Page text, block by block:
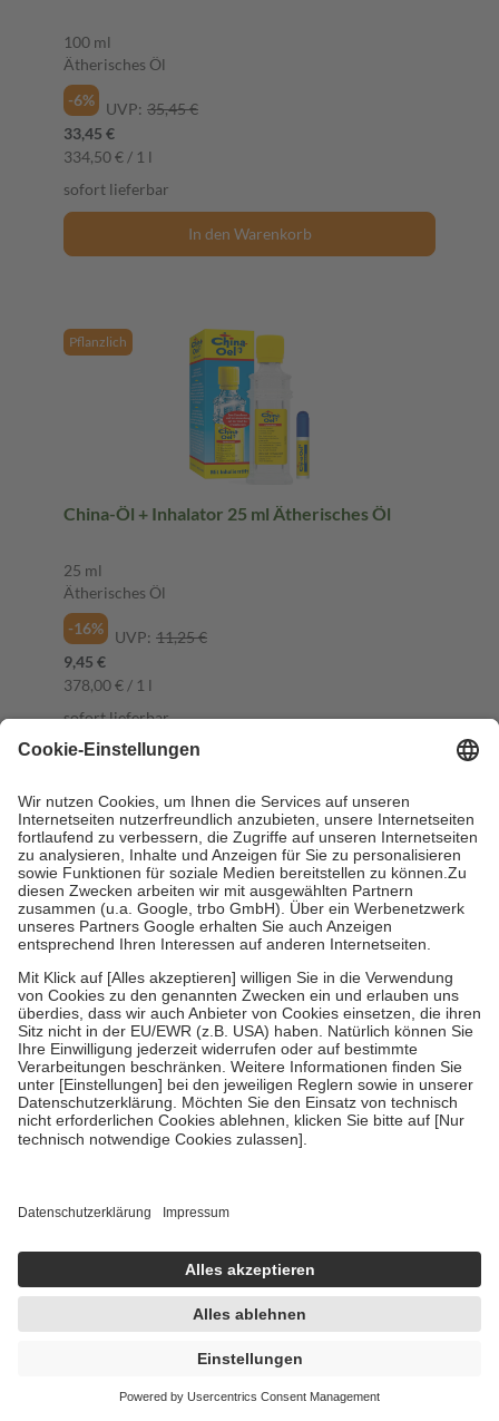
100 ml
Ätherisches Öl
-6%
UVP: 35,45 €
33,45 €
334,50 € / 1 l
sofort lieferbar
In den Warenkorb
Pflanzlich
China-Öl + Inhalator 25 ml Ätherisches Öl
25 ml
Ätherisches Öl
-16%
UVP: 11,25 €
9,45 €
378,00 € / 1 l
sofort lieferbar
In den Warenkorb
Bergland TEEBAUM ÖL 10 ml Öl
10 ml
Öl
439,00 € / 1 l
In den Warenkorb